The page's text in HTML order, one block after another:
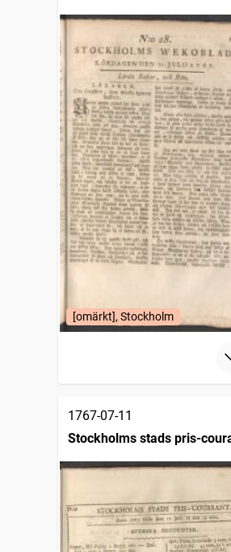
[omärkt], Stockholm
1767-07-11
Stockholms stads pris-